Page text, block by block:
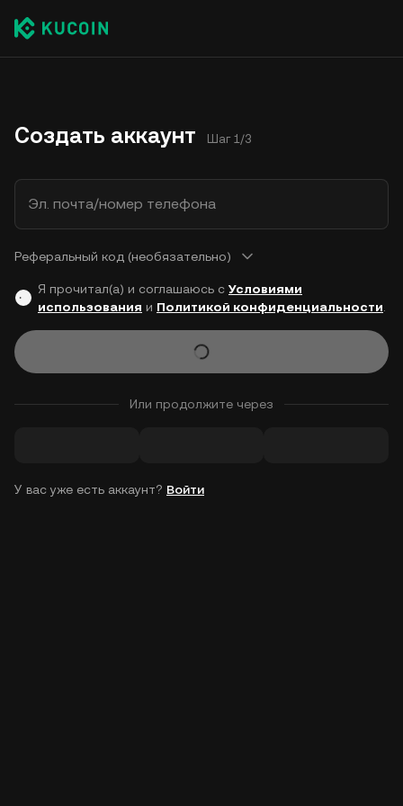
Создать аккаунт Шаг 1/3
Эл. почта/номер телефона
Реферальный код (необязательно)
Я прочитал(а) и соглашаюсь с Условиями
использования и Политикой конфиденциальности
Или продолжите через
У вас уже есть аккаунт? Войти